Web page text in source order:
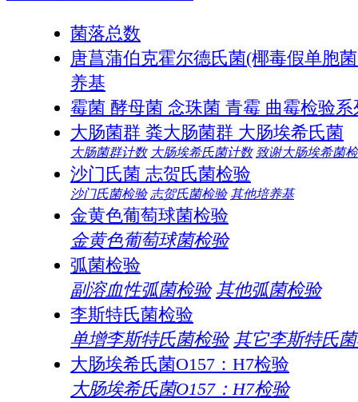
菌落总数
唐菖蒲伯克霍尔德氏菌(椰毒假单胞
养基
霉菌 酵母菌 念珠菌 青霉 曲霉检验系
大肠菌群 粪大肠菌群 大肠埃希氏菌
大肠菌群计数 大肠埃希氏菌计数 致谢大肠埃希菌
沙门氏菌 志贺氏菌检验
沙门氏菌检验 志贺氏菌检验 其他培养基
金黄色葡萄球菌检验
金黄色葡萄球菌检验
弧菌检验
副溶血性弧菌检验 其他弧菌检验
李斯特氏菌检验
单增李斯特氏菌检验 其它李斯特氏
大肠埃希氏菌O157：H7检验
大肠埃希氏菌O157：H7检验